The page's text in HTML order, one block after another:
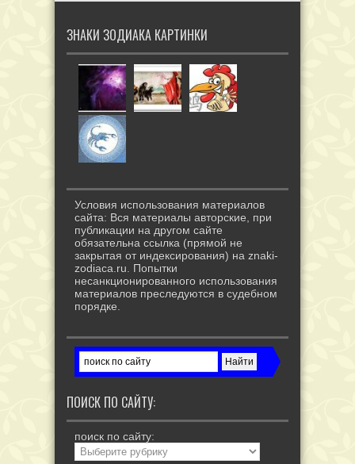
ЗНАКИ ЗОДИАКА КАРТИНКИ
Условия использования материалов
сайта: Вся материалы авторские, при
публикации на другом сайте
обязательна ссылка (прямой не
закрытая от индексирования) на znaki-
zodiaca.ru. Попытки
несанкционированного использования
материалов преследуются в судебном
порядке.
ПОИСК ПО САЙТУ:
поиск по сайту: